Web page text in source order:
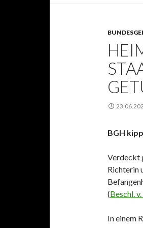
BGH
Verdeckt
Richterin
(Beschl.
In einem